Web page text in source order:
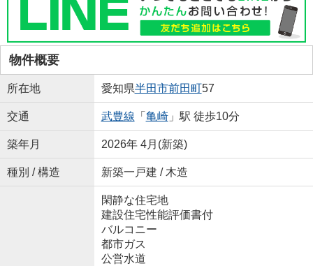
物件概要
所在地 愛知県半田市前田町57
交通 武豊線 「 亀崎」駅 徒歩10分
築年月 2026年 4月(新築)
種別 / 構造 新築一戸建 / 木造
閑静な住宅地
建設住宅性能評価書付
バルコニー
都市ガス
公営水道